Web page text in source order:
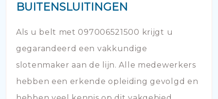
BUITENSLUITINGEN
Als u belt met 097006521500 krijgt u
gegarandeerd een vakkundige
slotenmaker aan de lijn. Alle medewerkers
hebben een erkende opleiding gevolgd en